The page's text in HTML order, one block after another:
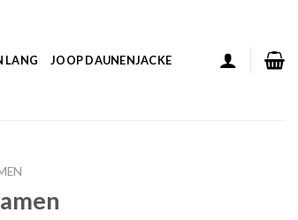
LANG JOOP DAUNENJACKE